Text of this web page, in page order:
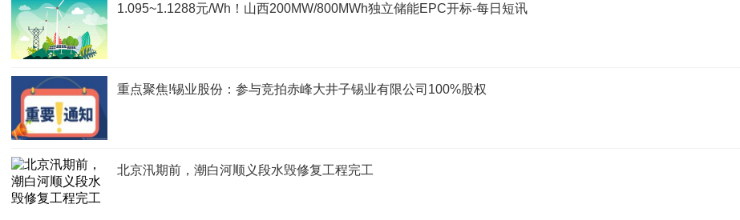
1.095~1.1288元/Wh！山西200MW/800MWh独立储能EPC开标-每日短讯
重点聚焦!锡业股份：参与竞拍赤峰大井子锡业有限公司100%股权
北京汛期前，潮白河顺义段水毁修复工程完工